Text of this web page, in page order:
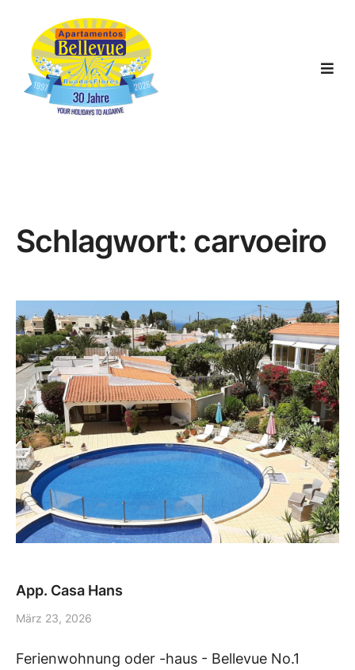
Schlagwort: carvoeiro
App. Casa Hans
März 23, 2026
Ferienwohnung oder -haus - Bellevue No.1